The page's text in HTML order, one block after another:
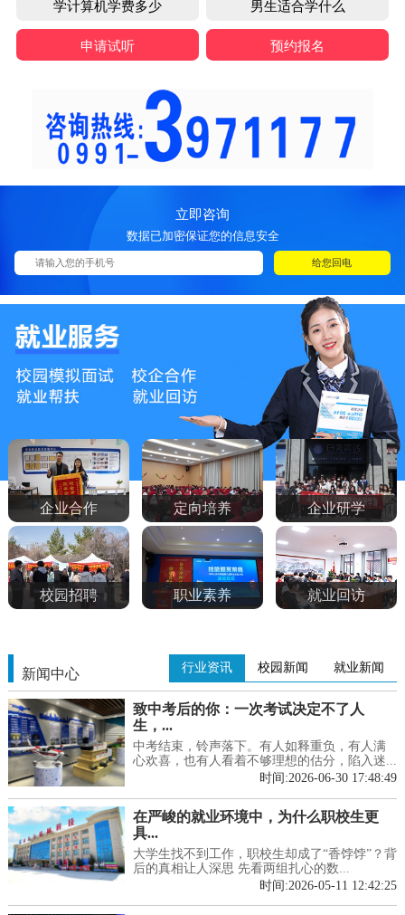
学计算机学费多少 男生适合学什么
申请试听 预约报名
立即咨询
数据已加密保证您的信息安全
企业合作 定向培养 企业研学
校园招聘 职业素养 就业回访
新闻中心 行业资讯 校园新闻 就业新闻
致中考后的你：一次考试决定不了人
生，...
中考结束，铃声落下。有人如释重负，有人满
心欢喜，也有人看着不够理想的估分，陷入迷...
时间:2026-06-30 17:48:49
在严峻的就业环境中，为什么职校生更
具...
大学生找不到工作，职校生却成了“香饽饽”？背
后的真相让人深思 先看两组扎心的数...
时间:2026-05-11 12:42:25